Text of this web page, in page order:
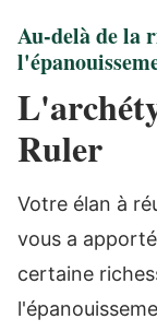
Au-delà de la
Ruler
Votre élan à
vous a
certaine